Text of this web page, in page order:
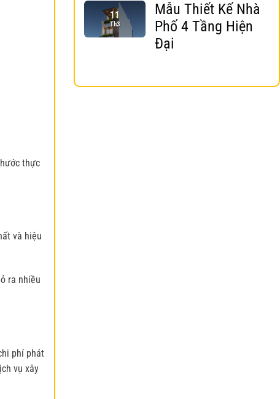
thực
và hiệu
ra nhiều
phí phát
vụ xây
11
Th3
Mẫu Thiết Kế Nhà
Phố 4 Tầng Hiện
Đại